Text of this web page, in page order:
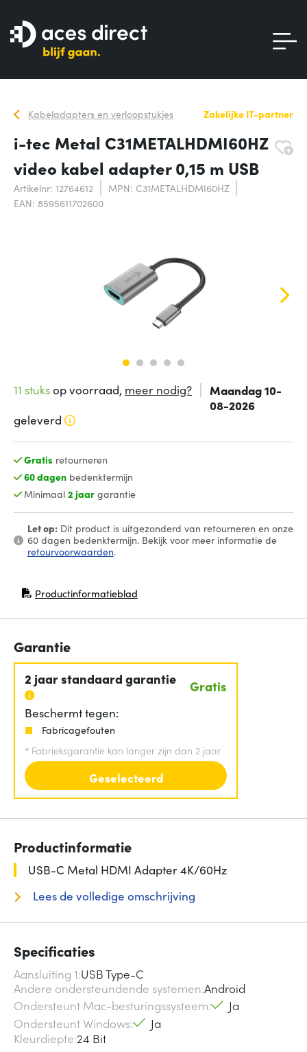
Kabeladapters en verloopstukjes Zakelijke IT-partner
i-tec Metal C31METALHDMI60HZ
video kabel adapter 0,15 m USB
Artikelnr: 12764612
MPN: C31METALHDMI60HZ
EAN: 8595611702600
11 stuksop voorraad, meer nodig?
Maandag 10-
08-2026
geleverd
Gratis retourneren
60 dagenbedenktermijn
Minimaal 2 jaargarantie
Let op:Dit product is uitgezonderd van retourneren en onze
60 dagen bedenktermijn. Bekijk voor meer informatie de
retourvoorwaarden.
Productinformatieblad
(opent in nieuw venster)
Garantie
2 jaar standaard garantie Gratis
Beschermt tegen:
Fabricagefouten
* Fabrieksgarantie kan langer zijn dan 2 jaar
Geselecteerd
Productinformatie
USB-C Metal HDMI Adapter 4K/60Hz
Lees de volledige omschrijving
Specificaties
Aansluiting 1 USB Type-C
Andere ondersteundende systemen Android
Ondersteunt Mac-besturingssysteem
Ja
Ondersteunt Windows
Ja
Kleurdiepte 24 Bit